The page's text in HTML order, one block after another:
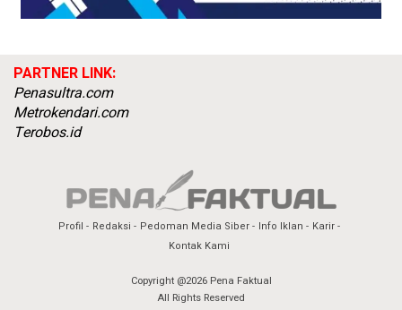
PARTNER LINK:
Penasultra.com
Metrokendari.com
Terobos.id
Profil Redaksi Pedoman Media Siber Info Iklan
Karir
Kontak Kami
Copyright @2026 Pena Faktual
All Rights Reserved